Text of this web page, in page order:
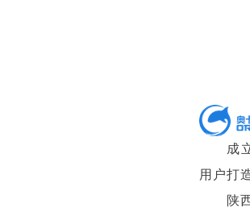
成立
用户打
陕西